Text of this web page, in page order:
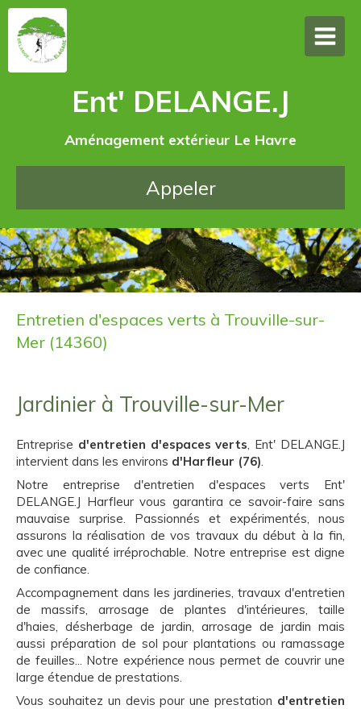
Ent' DELANGE.J
Aménagement extérieur Le Havre
Appeler
Entretien d'espaces verts à Trouville-sur-
Mer (14360)
Jardinier à Trouville-sur-Mer
Entreprise d'entretien d'espaces verts, Ent' DELANGE.J
intervient dans les environs d'Harfleur (76).
Notre entreprise d'entretien d'espaces verts Ent'
DELANGE.J Harfleur vous garantira ce savoir-faire sans
mauvaise surprise. Passionnés et expérimentés, nous
assurons la réalisation de vos travaux du début à la fin,
avec une qualité irréprochable. Notre entreprise est digne
de confiance.
Accompagnement dans les jardineries, travaux d'entretien
de massifs, arrosage de plantes d'intérieures, taille
d'haies, désherbage de jardin, arrosage de jardin mais
aussi préparation de sol pour plantations ou ramassage
de feuilles... Notre expérience nous permet de couvrir une
large étendue de prestations.
Vous souhaitez un devis pour une prestation d'entretien